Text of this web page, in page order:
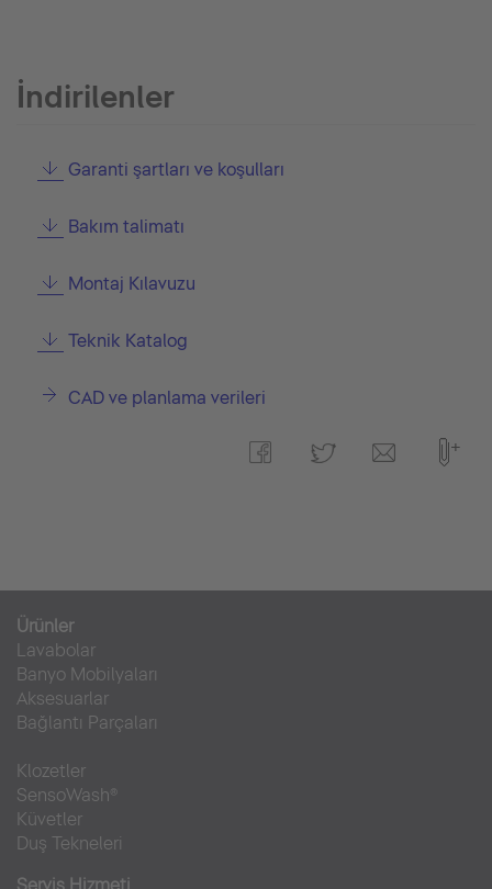
İndirilenler
Garanti şartları ve koşulları
Bakım talimatı
Montaj Kılavuzu
Teknik Katalog
CAD ve planlama verileri
Ürünler
Lavabolar
Banyo Mobilyaları
Aksesuarlar
Bağlantı Parçaları
Klozetler
SensoWash®
Küvetler
Duş Tekneleri